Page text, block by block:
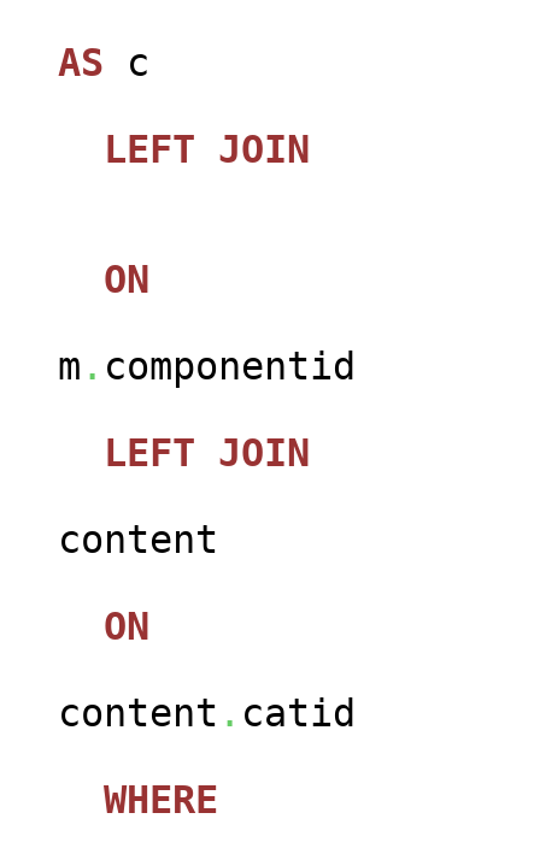
AS c
LEFT JOIN
ON
m . componentid
LEFT JOIN
content
ON
content . catid
WHERE